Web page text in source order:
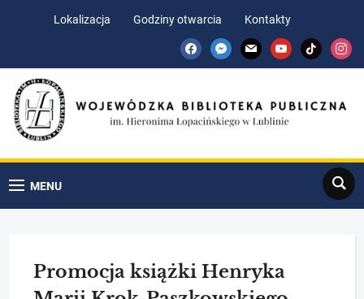
Lokalizacja Godziny otwarcia
Kontakty
facebookmessenger
mail youtubetiktok
MENU
Search
Promocja książki Henryka